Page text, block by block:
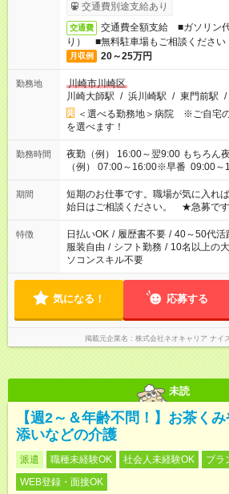
交通費別途支給あり
交通費
交通費全額支給 ■ガソリン
り） ■無料駐車場もご相談ください
月収例 20～25万円
勤務地
川崎市川崎区
川崎大師駅 / 浜川崎駅 / 東門前駅 /
＜選べる勤務地＞病院 ※ご自宅
を選べます！
勤務時間
夜勤（例） 16:00～翌9:00 もちろん
（例） 07:00～16:00※早番 09:00
20:00※遅番 ※時間は、固定・選べる
あれば調整できます！ ※シフト制。
なります。★家庭の都合でお休みが
ください。
期間
短期のお仕事です。職場が気に入
始日はご相談ください。 ★急募です
特徴 日払いOK / 履歴書不要 / 40～50代活
服装自由 / シフト勤務 / 10名以上の
ソコンスキル不要
気になる！ 応募する
掲載元企業名 株式会社ネオキャリア ナイ
未読
【週2～＆年齢不問！】お茶く
添いなどの介護
派遣 職種未経験OK 社会人未経験OK
ブラ
WEB登録・面接OK